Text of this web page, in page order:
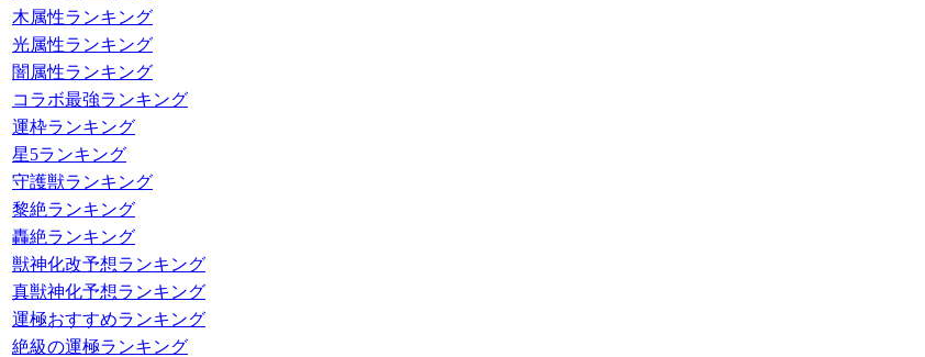
木属性ランキング
光属性ランキング
闇属性ランキング
コラボ最強ランキング
運枠ランキング
星5ランキング
守護獣ランキング
黎絶ランキング
轟絶ランキング
獣神化改予想ランキング
真獣神化予想ランキング
運極おすすめランキング
絶級の運極ランキング